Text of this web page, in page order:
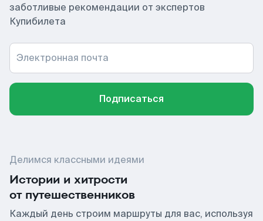
заботливые рекомендации от экспертов
Купибилета
Электронная почта
Подписаться
Делимся классными идеями
Истории и хитрости
от путешественников
Каждый день строим маршруты для вас, используя